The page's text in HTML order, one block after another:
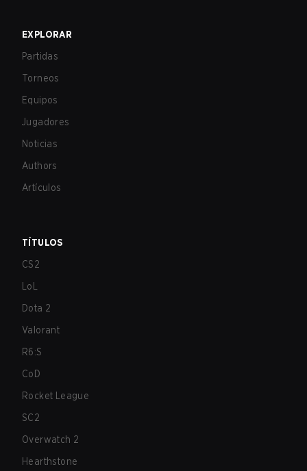
EXPLORAR
Partidas
Torneos
Equipos
Jugadores
Noticias
Authors
Artículos
TÍTULOS
CS2
LoL
Dota 2
Valorant
R6:S
CoD
Rocket League
SC2
Overwatch 2
Hearthstone